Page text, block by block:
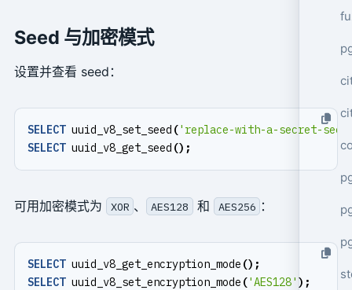
Seed 与加密模式
设置并查看 seed：
SELECT uuid_v8_set_seed ('replace-with-a-secret-
SELECT uuid_v8_get_seed ();
可用加密模式为 XOR 、 AES128 和 AES256 ：
SELECT uuid_v8_get_encryption_mode ();
SELECT uuid_v8_set_encryption_mode ('AES128' );